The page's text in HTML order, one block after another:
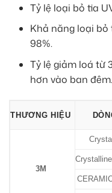
Tỷ lệ loại bỏ tia
Khả năng loại bỏ
98%.
Tỷ lệ giảm loá từ
hơn vào ban đêm.
THƯƠNG HIỆU
3M